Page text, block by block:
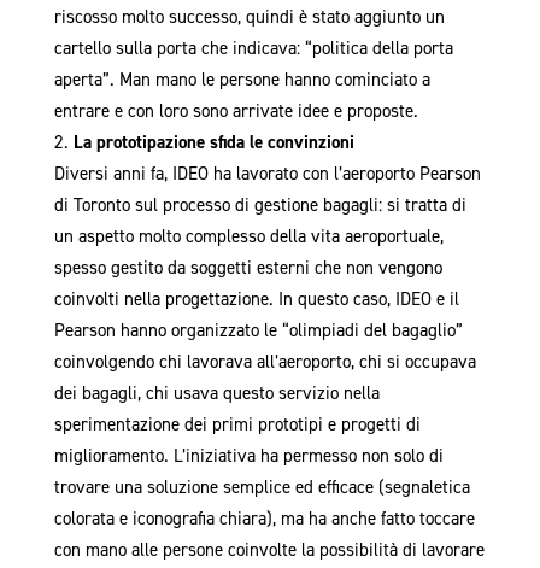
riscosso molto successo, quindi è stato aggiunto un
cartello sulla porta che indicava: “politica della porta
aperta”. Man mano le persone hanno cominciato a
entrare e con loro sono arrivate idee e proposte.
La prototipazione sfida le convinzioni
Diversi anni fa, IDEO ha lavorato con l’aeroporto Pearson
di Toronto sul processo di gestione bagagli: si tratta di
un aspetto molto complesso della vita aeroportuale,
spesso gestito da soggetti esterni che non vengono
coinvolti nella progettazione. In questo caso, IDEO e il
Pearson hanno organizzato le “olimpiadi del bagaglio”
coinvolgendo chi lavorava all’aeroporto, chi si occupava
dei bagagli, chi usava questo servizio nella
sperimentazione dei primi prototipi e progetti di
miglioramento. L’iniziativa ha permesso non solo di
trovare una soluzione semplice ed efficace (segnaletica
colorata e iconografia chiara), ma ha anche fatto toccare
con mano alle persone coinvolte la possibilità di lavorare